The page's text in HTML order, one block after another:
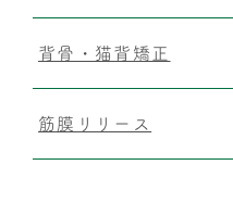
背骨・猫背矯正
筋膜リリース